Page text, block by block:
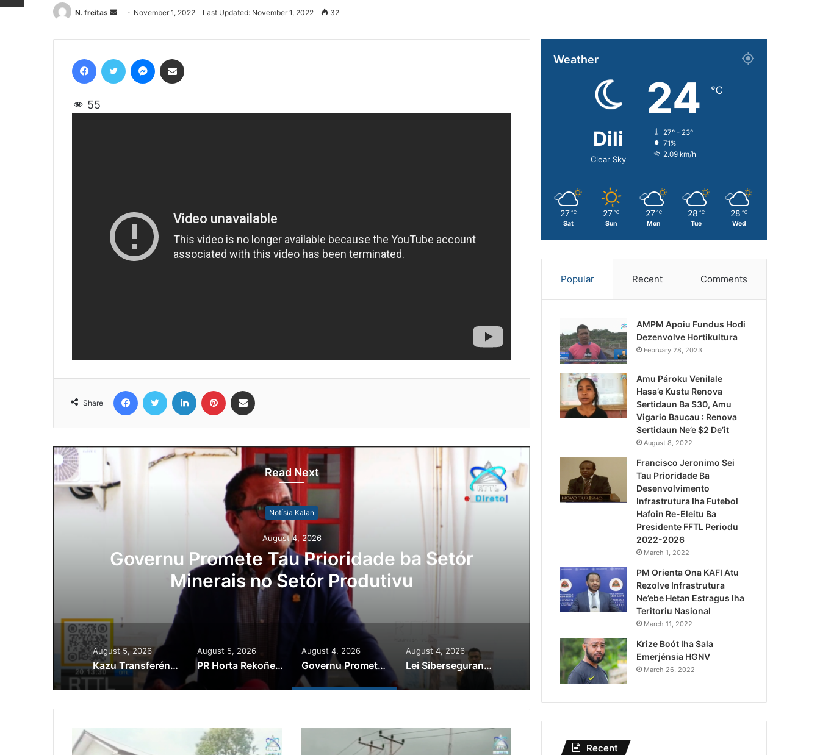
N. freitas
Send
email
November 1, 2022 Last Updated: November 1, 2022 32
55
Share
Read Next
Notísia Kalan
August 4, 2026
Governu Promete Tau Prioridade ba Setór
Minerais no Setór Produtivu
Lei Siberseguransa Ajuda
Kaptura Autór Kriminozu
Estranjeiru
August 5, 2026
Kazu Transferénsia Osan Millaun 42 Husi Singapura, Advogadu Sei Halo Rekursu
August 5, 2026
PR Horta Rekoñese Timoroan Sira Iha Diáspora Nia Kontribuisaun
August 4, 2026
Governu Promete Tau Prioridade ba Setór Minerais no Setór Produtivu
August 4, 2026
Lei Siberseguransa Ajuda Autoridade Polisiál Kaptura Autór Kriminozu ho Paradeiru Iha Estranjeiru
Weather
Dili
Clear Sky
24 ℃
27º - 23º
71%
2.09 km/h
27 ℃
Sat
27 ℃
Sun
27 ℃
Mon
28 ℃
Tue
28 ℃
Wed
Popular Recent Comments
AMPM Apoiu Fundus Hodi
Dezenvolve Hortikultura
February 28, 2023
Amu Pároku Venilale
Hasa’e Kustu Renova
Sertidaun Ba $30, Amu
Vigario Baucau : Renova
Sertidaun Ne’e $2 De’it
August 8, 2022
Francisco Jeronimo Sei
Tau Prioridade Ba
Desenvolvimento
Infrastrutura Iha Futebol
Hafoin Re-Eleitu Ba
Presidente FFTL Periodu
2022-2026
March 1, 2022
PM Orienta Ona KAFI Atu
Rezolve Infrastrutura
Ne’ebe Hetan Estragus Iha
Teritoriu Nasional
March 11, 2022
Krize Boót Iha Sala
Emerjénsia HGNV
March 26, 2022
Recent